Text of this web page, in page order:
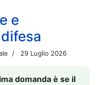
e
29 Luglio 2026
domanda è se il